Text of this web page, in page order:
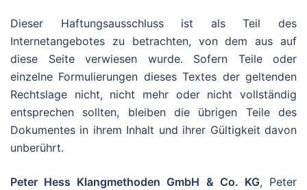
Dieser Haftungsausschluss ist als Teil des
Internetangebotes zu betrachten, von dem aus auf
diese Seite verwiesen wurde. Sofern Teile oder
einzelne Formulierungen dieses Textes der geltenden
Rechtslage nicht, nicht mehr oder nicht vollständig
entsprechen sollten, bleiben die übrigen Teile des
Dokumentes in ihrem Inhalt und ihrer Gültigkeit davon
unberührt.
Peter Hess Klangmethoden GmbH & Co. KG, Peter